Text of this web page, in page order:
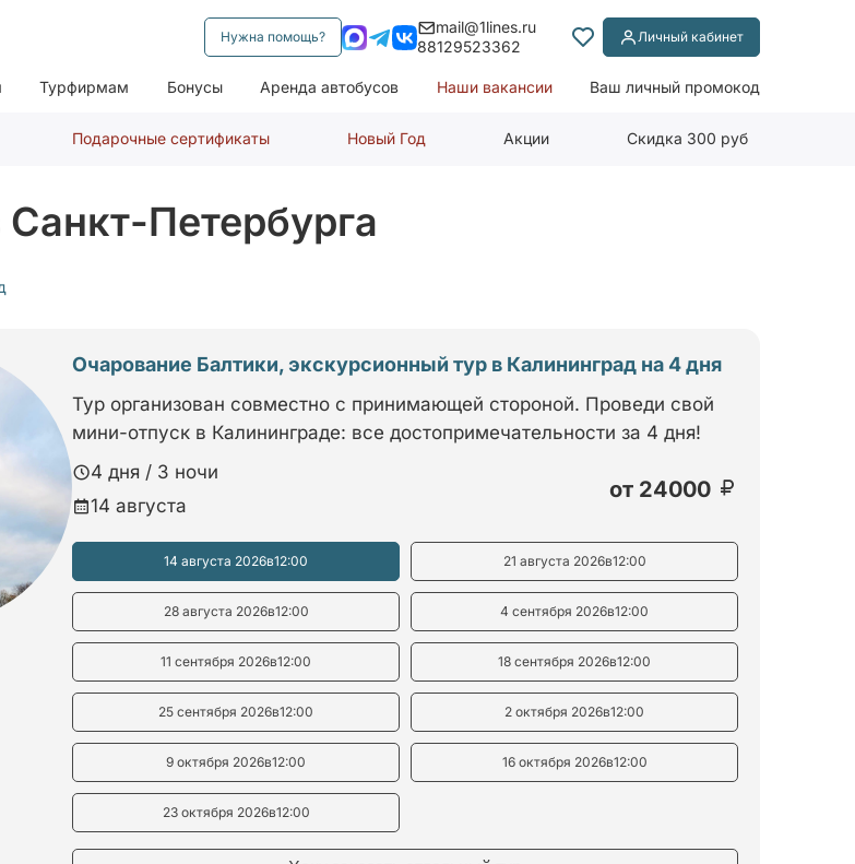
Нужна помощь?
mail@1lines.ru
88129523362
Личный кабинет
Турфирмам Бонусы Аренда автобусов Наши вакансии Ваш личный промокод
Подарочные сертификаты Новый Год Акции Скидка 300 руб
Петербурга
Очарование Балтики, экскурсионный тур в Калининград на 4 дня
Тур организован совместно с принимающей стороной. Проведи свой
мини-отпуск в Калининграде: все достопримечательности за 4 дня!
4 дня / 3 ночи
14 августа
от 24000
14 августа 2026в12:00 21 августа 2026в12:00
28 августа 2026в12:00 4 сентября 2026в12:00
11 сентября 2026в12:00 18 сентября 2026в12:00
25 сентября 2026в12:00 2 октября 2026в12:00
9 октября 2026в12:00 16 октября 2026в12:00
23 октября 2026в12:00